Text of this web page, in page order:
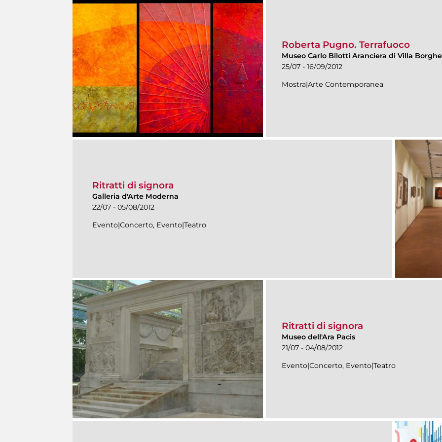
Roberta Pugno. Terrafuoco
Museo Carlo Bilotti Aranciera di Villa
25/07 - 16/09/2012
Mostra|Arte Contemporanea
Ritratti di signora
Galleria d'Arte Moderna
22/07 - 05/08/2012
Evento|Concerto, Evento|Teatro
Ritratti di signora
Museo dell'Ara Pacis
21/07 - 04/08/2012
Evento|Concerto, Evento|Teatro